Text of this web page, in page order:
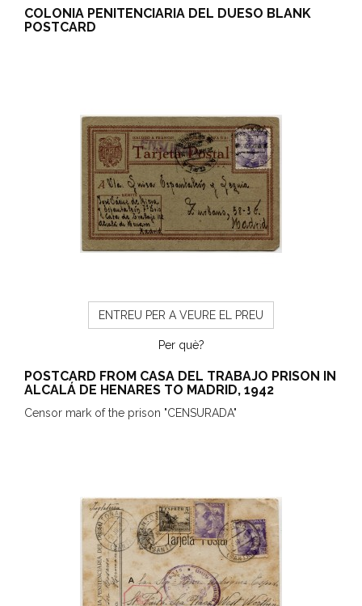
COLONIA PENITENCIARIA DEL DUESO BLANK
POSTCARD
ENTREU PER A VEURE EL PREU
Per què?
POSTCARD FROM CASA DEL TRABAJO PRISON IN
ALCALÁ DE HENARES TO MADRID, 1942
Censor mark of the prison "CENSURADA"